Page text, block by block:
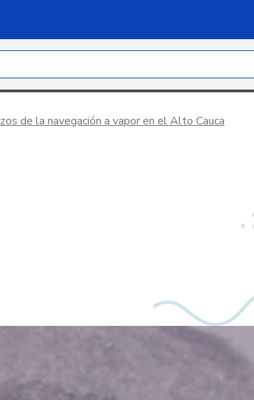
de la navegación a vapor en el Alto Cauca